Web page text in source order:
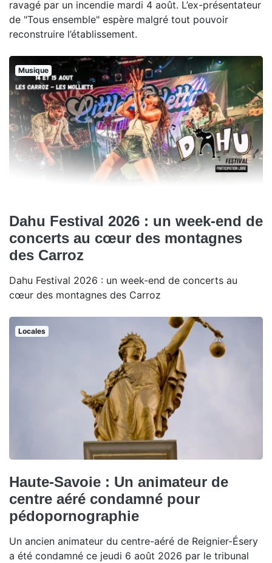
ravagé par un incendie mardi 4 août. L’ex-présentateur
de "Tous ensemble" espère malgré tout pouvoir
reconstruire l’établissement.
Musique
Dahu Festival 2026 : un week-end de
concerts au cœur des montagnes
des Carroz
Dahu Festival 2026 : un week-end de concerts au
cœur des montagnes des Carroz
Locales
Haute-Savoie : Un animateur de
centre aéré condamné pour
pédopornographie
Un ancien animateur du centre-aéré de Reignier-Ésery
a été condamné ce jeudi 6 août 2026 par le tribunal